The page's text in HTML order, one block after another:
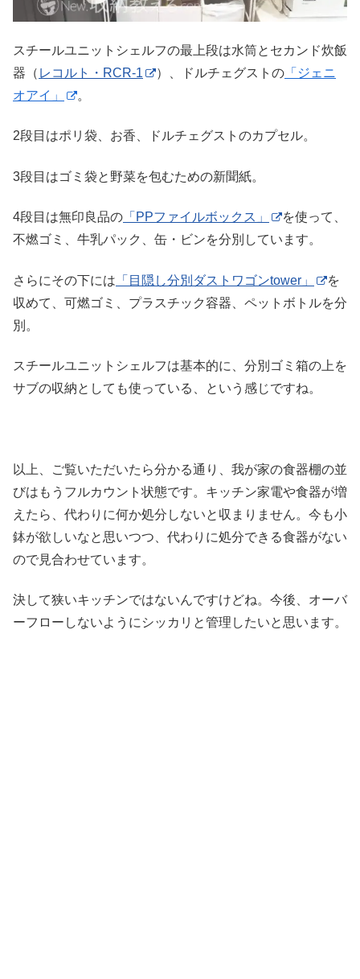
スチールユニットシェルフの最上段は水筒とセカンド炊飯
器（ レコルト・RCR-1 ）、ドルチェグストの 「ジェニ
オアイ」
。
2段目はポリ袋、お香、ドルチェグストのカプセル。
3段目はゴミ袋と野菜を包むための新聞紙。
4段目は無印良品の 「PPファイルボックス」
を使って、
不燃ゴミ、牛乳パック、缶・ビンを分別しています。
さらにその下には 「目隠し分別ダストワゴンtower」
を
収めて、可燃ゴミ、プラスチック容器、ペットボトルを分
別。
スチールユニットシェルフは基本的に、分別ゴミ箱の上を
サブの収納としても使っている、という感じですね。
以上、ご覧いただいたら分かる通り、我が家の食器棚の並
びはもうフルカウント状態です。キッチン家電や食器が増
えたら、代わりに何か処分しないと収まりません。今も小
鉢が欲しいなと思いつつ、代わりに処分できる食器がない
ので見合わせています。
決して狭いキッチンではないんですけどね。今後、オーバ
ーフローしないようにシッカリと管理したいと思います。